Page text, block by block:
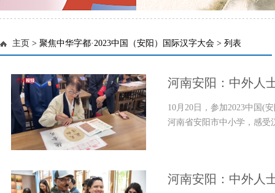
主页 > 聚焦中华字都·2023中国（安阳）国际汉字大会 > 列表
河南安阳：中外人
10月20日，参加2023中国(
河南省安阳市中小学，感受
河南安阳：中外人